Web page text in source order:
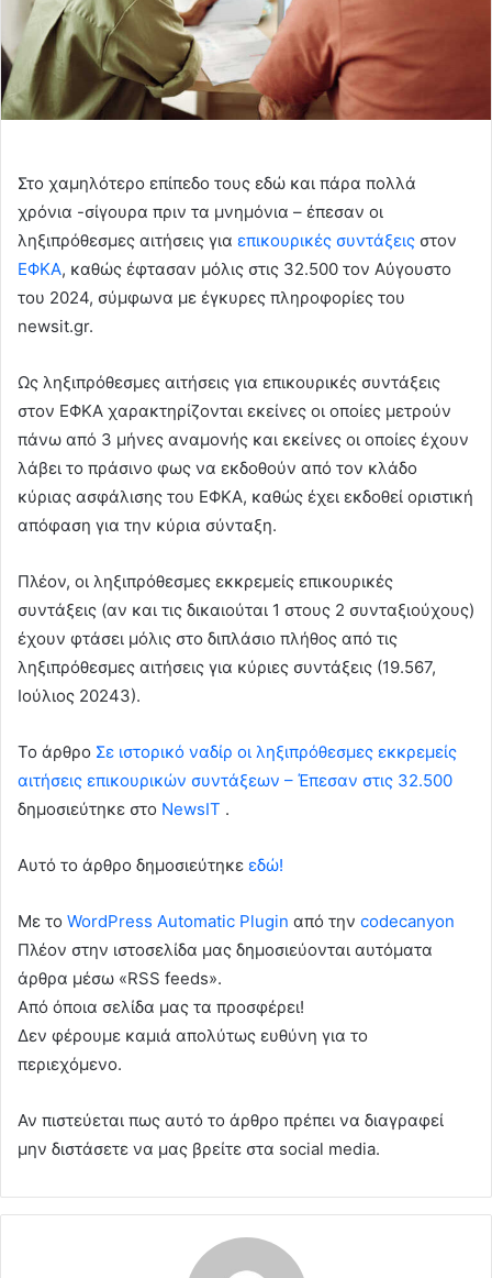
Στο χαμηλότερο επίπεδο τους εδώ και πάρα πολλά
χρόνια -σίγουρα πριν τα μνημόνια – έπεσαν οι
ληξιπρόθεσμες αιτήσεις για επικουρικές συντάξεις στον
ΕΦΚΑ, καθώς έφτασαν μόλις στις 32.500 τον Αύγουστο
του 2024, σύμφωνα με έγκυρες πληροφορίες του
newsit.gr.
Ως ληξιπρόθεσμες αιτήσεις για επικουρικές συντάξεις
στον ΕΦΚΑ χαρακτηρίζονται εκείνες οι οποίες μετρούν
πάνω από 3 μήνες αναμονής και εκείνες οι οποίες έχουν
λάβει το πράσινο φως να εκδοθούν από τον κλάδο
κύριας ασφάλισης του ΕΦΚΑ, καθώς έχει εκδοθεί οριστική
απόφαση για την κύρια σύνταξη.
Πλέον, οι ληξιπρόθεσμες εκκρεμείς επικουρικές
συντάξεις (αν και τις δικαιούται 1 στους 2 συνταξιούχους)
έχουν φτάσει μόλις στο διπλάσιο πλήθος από τις
ληξιπρόθεσμες αιτήσεις για κύριες συντάξεις (19.567,
Ιούλιος 20243).
To άρθρο Σε ιστορικό ναδίρ οι ληξιπρόθεσμες εκκρεμείς
αιτήσεις επικουρικών συντάξεων – Έπεσαν στις 32.500
δημοσιεύτηκε στο NewsIT .
Αυτό το άρθρο δημοσιεύτηκε εδώ!
Με το WordPress Automatic Plugin από την codecanyon
Πλέον στην ιστοσελίδα μας δημοσιεύονται αυτόματα
άρθρα μέσω «RSS feeds».
Από όποια σελίδα μας τα προσφέρει!
Δεν φέρουμε καμιά απολύτως ευθύνη για το
περιεχόμενο.
Αν πιστεύεται πως αυτό το άρθρο πρέπει να διαγραφεί
μην διστάσετε να μας βρείτε στα social media.